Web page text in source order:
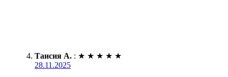
Таисия А. : ★ ★ ★ ★ ★
28.11.2025